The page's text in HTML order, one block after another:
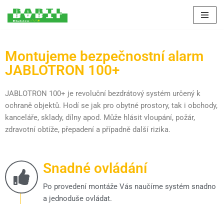
obsah
Montujeme bezpečnostní alarm
JABLOTRON 100+
JABLOTRON 100+ je revoluční bezdrátový systém určený k
ochraně objektů. Hodí se jak pro obytné prostory, tak i obchody,
kanceláře, sklady, dílny apod. Může hlásit vloupání, požár,
zdravotní obtíže, přepadení a případně další rizika.
Snadné ovládání
Po provedení montáže Vás naučíme systém snadno
a jednoduše ovládat.